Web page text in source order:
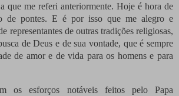
que me referi anteriormente. Hoje é hora de
de pontes. E é por isso que me alegro e
representantes de outras tradições religiosas,
de Deus e de sua vontade, que é sempre
de amor e de vida para os homens e para
os esforços notáveis ​​feitos pelo Papa